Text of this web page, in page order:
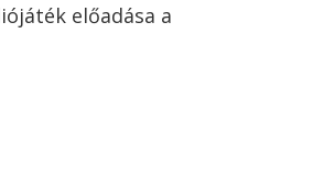
előadása a